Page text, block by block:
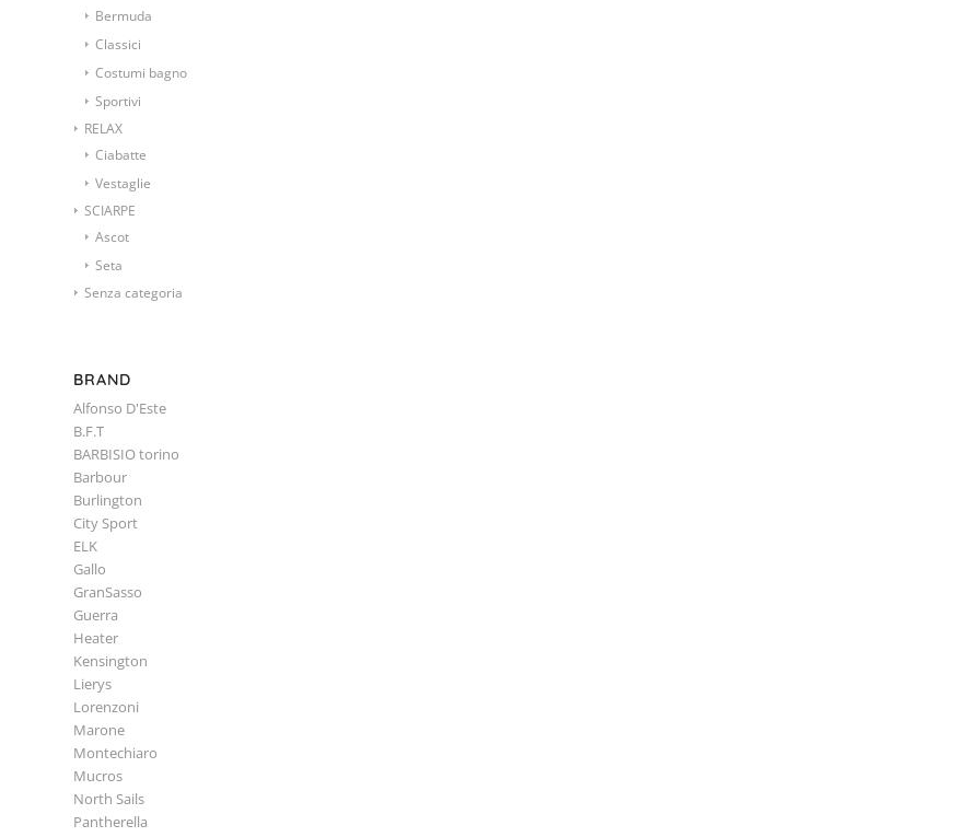
Bermuda
Classici
Costumi bagno
Sportivi
RELAX
Ciabatte
Vestaglie
SCIARPE
Ascot
Seta
Senza categoria
BRAND
Alfonso D'Este
B.F.T
BARBISIO torino
Barbour
Burlington
City Sport
ELK
Gallo
GranSasso
Guerra
Heater
Kensington
Lierys
Lorenzoni
Marone
Montechiaro
Mucros
North Sails
Pantherella